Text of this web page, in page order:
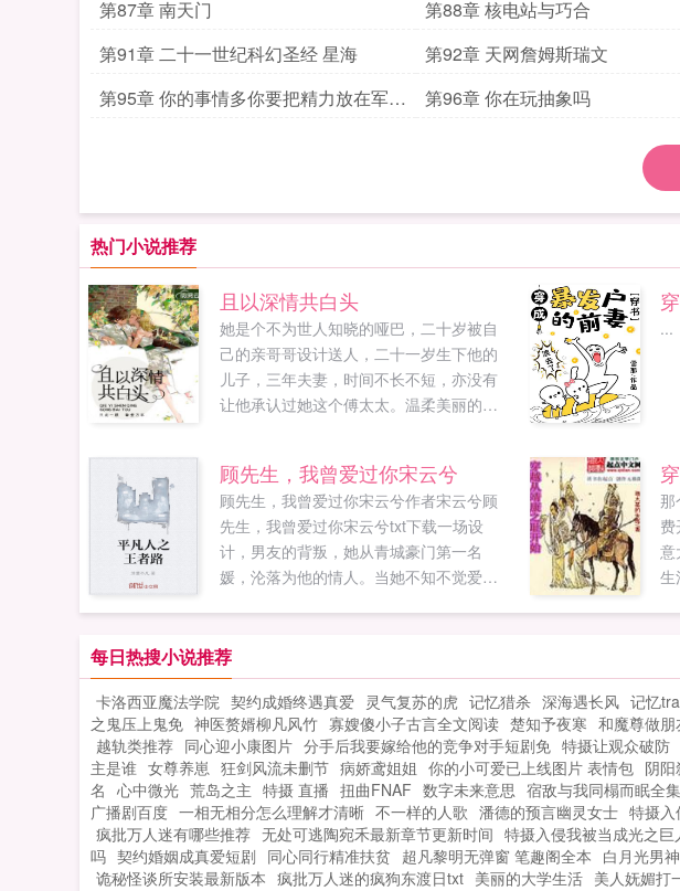
第87章 南天门
第88章 核电站与巧合
第91章 二十一世纪科幻圣经 星海
第92章 天网詹姆斯瑞文
第95章 你的事情多你要把精力放在军事
第96章 你在玩抽象吗
热门小说推荐
且以深情共白头
她是个不为世人知晓的哑巴，二十岁被自
己的亲哥哥设计送人，二十一岁生下他的
儿子，三年夫妻，时间不长不短，亦没有
让他承认过她这个傅太太。温柔美丽的家
鲫。终于，她不堪重负，落下离婚协议远
走他乡，什么都不要又过三年再重逢，他
把她关在车内苏湘，六年前你满腹心机的
爬上我的床，又满腹心机的生下我的儿
子，你不说一声，抛夫弃子，这个世界上
没有比你更狠更毒的女人了！...
...
顾先生，我曾爱过你宋云兮
顾先生，我曾爱过你宋云兮作者宋云兮顾
先生，我曾爱过你宋云兮txt下载一场设
计，男友的背叛，她从青城豪门第一名
媛，沦落为他的情人。当她不知不觉爱上
许，你别想逃开。他把她压倒在沙发上。
她骑在他的身上，你欠我的，用你的身体
来还，这辈子，下辈子，生生世世。...
那
意
生
代
虎
然
情
每日热搜小说推荐
卡洛西亚魔法学院 契约成婚终遇真爱 灵气复苏的虎 记忆猎杀 深海遇长风 记忆
之鬼压上鬼免 神医赘婿柳凡风竹 寡嫂傻小子古言全文阅读 楚知予夜寒 和魔尊做朋
越轨类推荐 同心迎小康图片 分手后我要嫁给他的竞争对手短剧免 特摄让观众破防
主是谁 女尊养崽 狂剑风流未删节 病娇鸢姐姐 你的小可爱已上线图片 表情包 阴阳
名 心中微光 荒岛之主 特摄 直播 扭曲FNAF 数字未来意思 宿敌与我同榻而眠全
广播剧百度 一相无相分怎么理解才清晰 不一样的人歌 潘德的预言幽灵女士 特摄入
疯批万人迷有哪些推荐 无处可逃陶宛禾最新章节更新时间 特摄入侵我被当成光之巨
吗 契约婚姻成真爱短剧 同心同行精准扶贫 超凡黎明无弹窗 笔趣阁全本 白月光男
诡秘怪谈所安装最新版本 疯批万人迷的疯狗东渡日txt 美丽的大学生活 美人妩媚打